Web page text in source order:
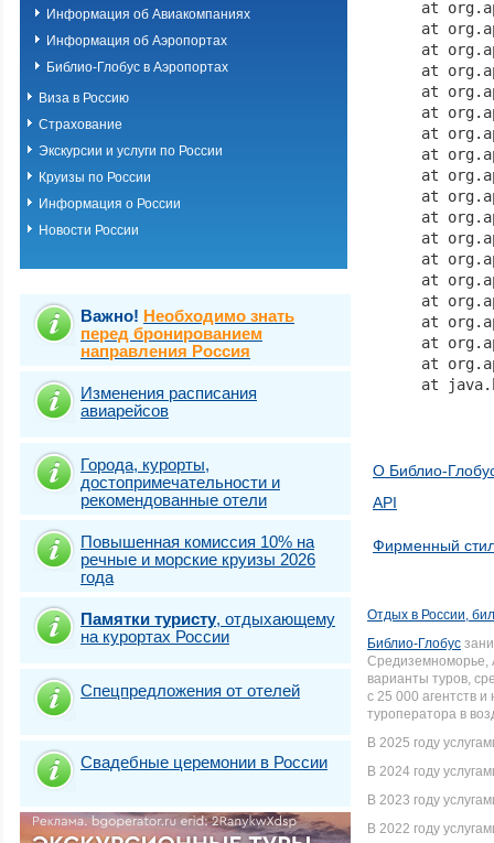
Информация об Авиакомпаниях
Информация об Аэропортах
Библио-Глобус в Аэропортах
Виза в Россию
Страхование
Экскурсии и услуги по России
Круизы по России
Информация о России
Новости России
Важно! Необходимо знать
перед бронированием
направления Россия
Изменения расписания
авиарейсов
Города, курорты,
достопримечательности и
рекомендованные отели
Повышенная комиссия 10% на
речные и морские круизы 2026
года
Памятки туристу, отдыхающему
на курортах России
Спецпредложения от отелей
Свадебные церемонии в России
О Библио-
API
Фирменный
Отдых в России,
Библио-Глобус
Средиземноморье,
варианты туров,
с 25 000 агентств
туроператора в
В 2025 году
В 2024 году
В 2023 году
В 2022 году